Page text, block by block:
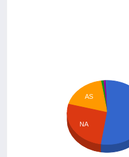
AS
NA